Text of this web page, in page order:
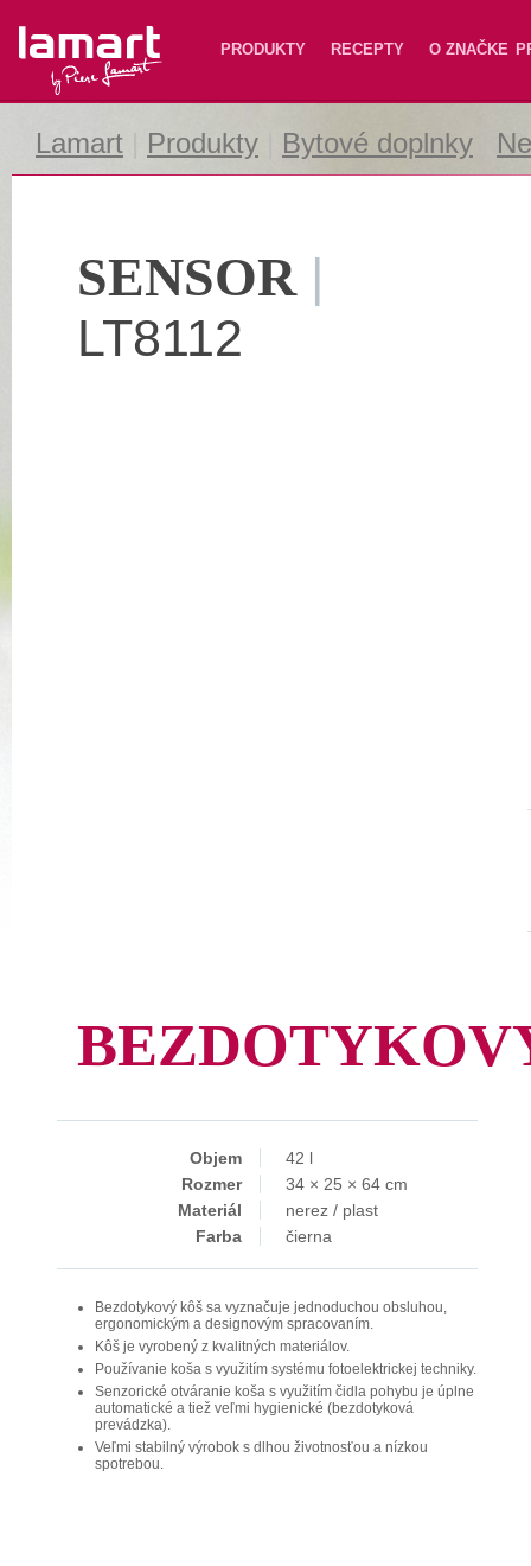
Lamart PRODUKTY RECEPTY O ZNAČKE
Lamart Produkty Bytové doplnky
SENSOR|
LT8112
Objem
42 l
Rozmer
34 × 25 × 64 cm
Materiál
nerez / plast
Farba
čierna
Bezdotykový kôš sa vyznačuje jednoduchou obsluhou,
ergonomickým a designovým spracovaním.
Kôš je vyrobený z kvalitných materiálov.
Používanie koša s využitím systému fotoelektrickej techniky.
Senzorické otváranie koša s využitím čidla pohybu je úplne
automatické a tiež veľmi hygienické (bezdotyková
prevádzka).
Veľmi stabilný výrobok s dlhou životnosťou a nízkou
spotrebou.